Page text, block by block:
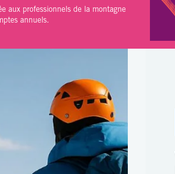
aux professionnels de la montagne
annuels.